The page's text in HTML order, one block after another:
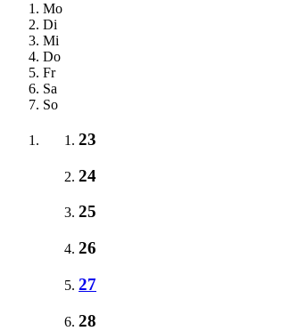
Mo
Di
Mi
Do
Fr
Sa
So
23
24
25
26
27
28